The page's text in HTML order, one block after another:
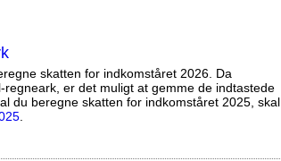
skatten for indkomståret 2026. Da
er det muligt at gemme de indtastede
du beregne skatten for indkomståret 2025, skal